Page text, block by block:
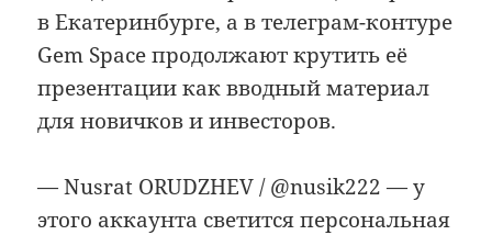
в Екатеринбурге, а в телеграм-контуре
Gem Space продолжают крутить её
презентации как вводный материал
для новичков и инвесторов.
— Nusrat ORUDZHEV / @nusik222 — у
этого аккаунта светится персональная